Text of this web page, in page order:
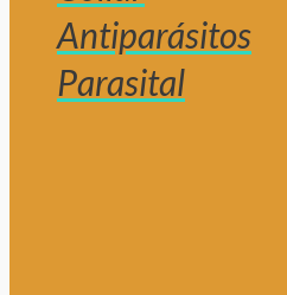
Antiparásitos
Parasital